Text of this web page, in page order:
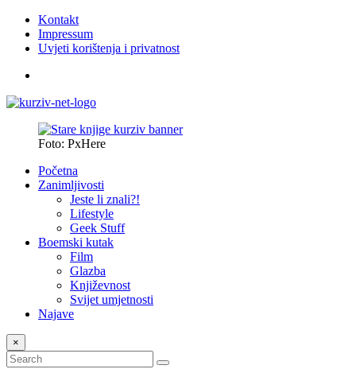
Kontakt
Impressum
Uvjeti korištenja i privatnost
Foto: PxHere
Početna
Zanimljivosti
Jeste li znali?!
Lifestyle
Geek Stuff
Boemski kutak
Film
Glazba
Književnost
Svijet umjetnosti
Najave
×